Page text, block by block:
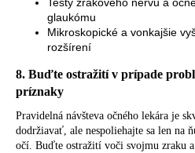
glaukómu
Mikroskopické a vonkajšie
rozšírení
8. Buďte ostražití v prípade
príznaky
Pravidelná návšteva očného lekára je
dodržiavať, ale nespoliehajte sa len na
očí. Buďte ostražití voči svojmu zraku